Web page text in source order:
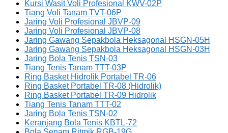
Kursi Wasit Voli Profesional KWV-02P
Tiang Voli Tanam TVT-06P
Jaring Voli Profesional JBVP-09
Jaring Voli Profesional JBVP-08
Jaring Gawang Sepakbola Heksagonal HSGN-05H
Jaring Gawang Sepakbola Heksagonal HSGN-03H
Jaring Bola Tenis TSN-03
Tiang Tenis Tanam TTT-03P
Ring Basket Hidrolik Portabel TR-06
Ring Basket Portabel TR-08 (Hidrolik)
Ring Basket Portabel TR-09 Hidrolik
Tiang Tenis Tanam TTT-02
Jaring Bola Tenis TSN-02
Keranjang Bola Tenis KBTL-72